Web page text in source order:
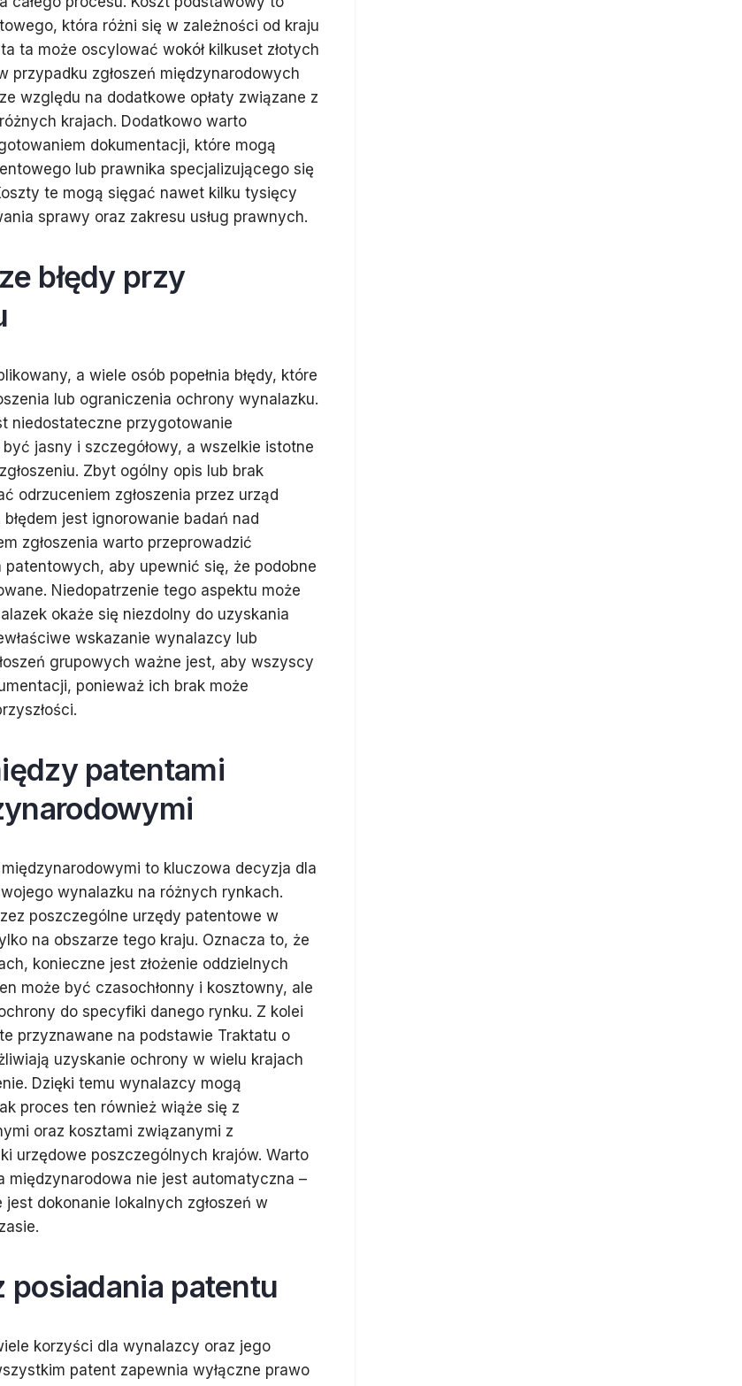
która różni się w zależności od kraju
ta może oscylować wokół kilkuset złotych
przypadku zgłoszeń międzynarodowych
względu na dodatkowe opłaty związane z
krajach. Dodatkowo warto
dokumentacji, które mogą
lub prawnika specjalizującego się
te mogą sięgać nawet kilku tysięcy
sprawy oraz zakresu usług prawnych.
błędy przy
a wiele osób popełnia błędy, które
lub ograniczenia ochrony wynalazku.
niedostateczne przygotowanie
jasny i szczegółowy, a wszelkie istotne
Zbyt ogólny opis lub brak
odrzuceniem zgłoszenia przez urząd
jest ignorowanie badań nad
zgłoszenia warto przeprowadzić
patentowych, aby upewnić się, że podobne
Niedopatrzenie tego aspektu może
okaże się niezdolny do uzyskania
wskazanie wynalazcy lub
grupowych ważne jest, aby wszyscy
ponieważ ich brak może
patentami
to kluczowa decyzja dla
wynalazku na różnych rynkach.
poszczególne urzędy patentowe w
na obszarze tego kraju. Oznacza to, że
konieczne jest złożenie oddzielnych
może być czasochłonny i kosztowny, ale
do specyfiki danego rynku. Z kolei
przyznawane na podstawie Traktatu o
uzyskanie ochrony w wielu krajach
Dzięki temu wynalazcy mogą
proces ten również wiąże się z
oraz kosztami związanymi z
urzędowe poszczególnych krajów. Warto
międzynarodowa nie jest automatyczna –
jest dokonanie lokalnych zgłoszeń w
posiadania patentu
korzyści dla wynalazcy oraz jego
patent zapewnia wyłączne prawo